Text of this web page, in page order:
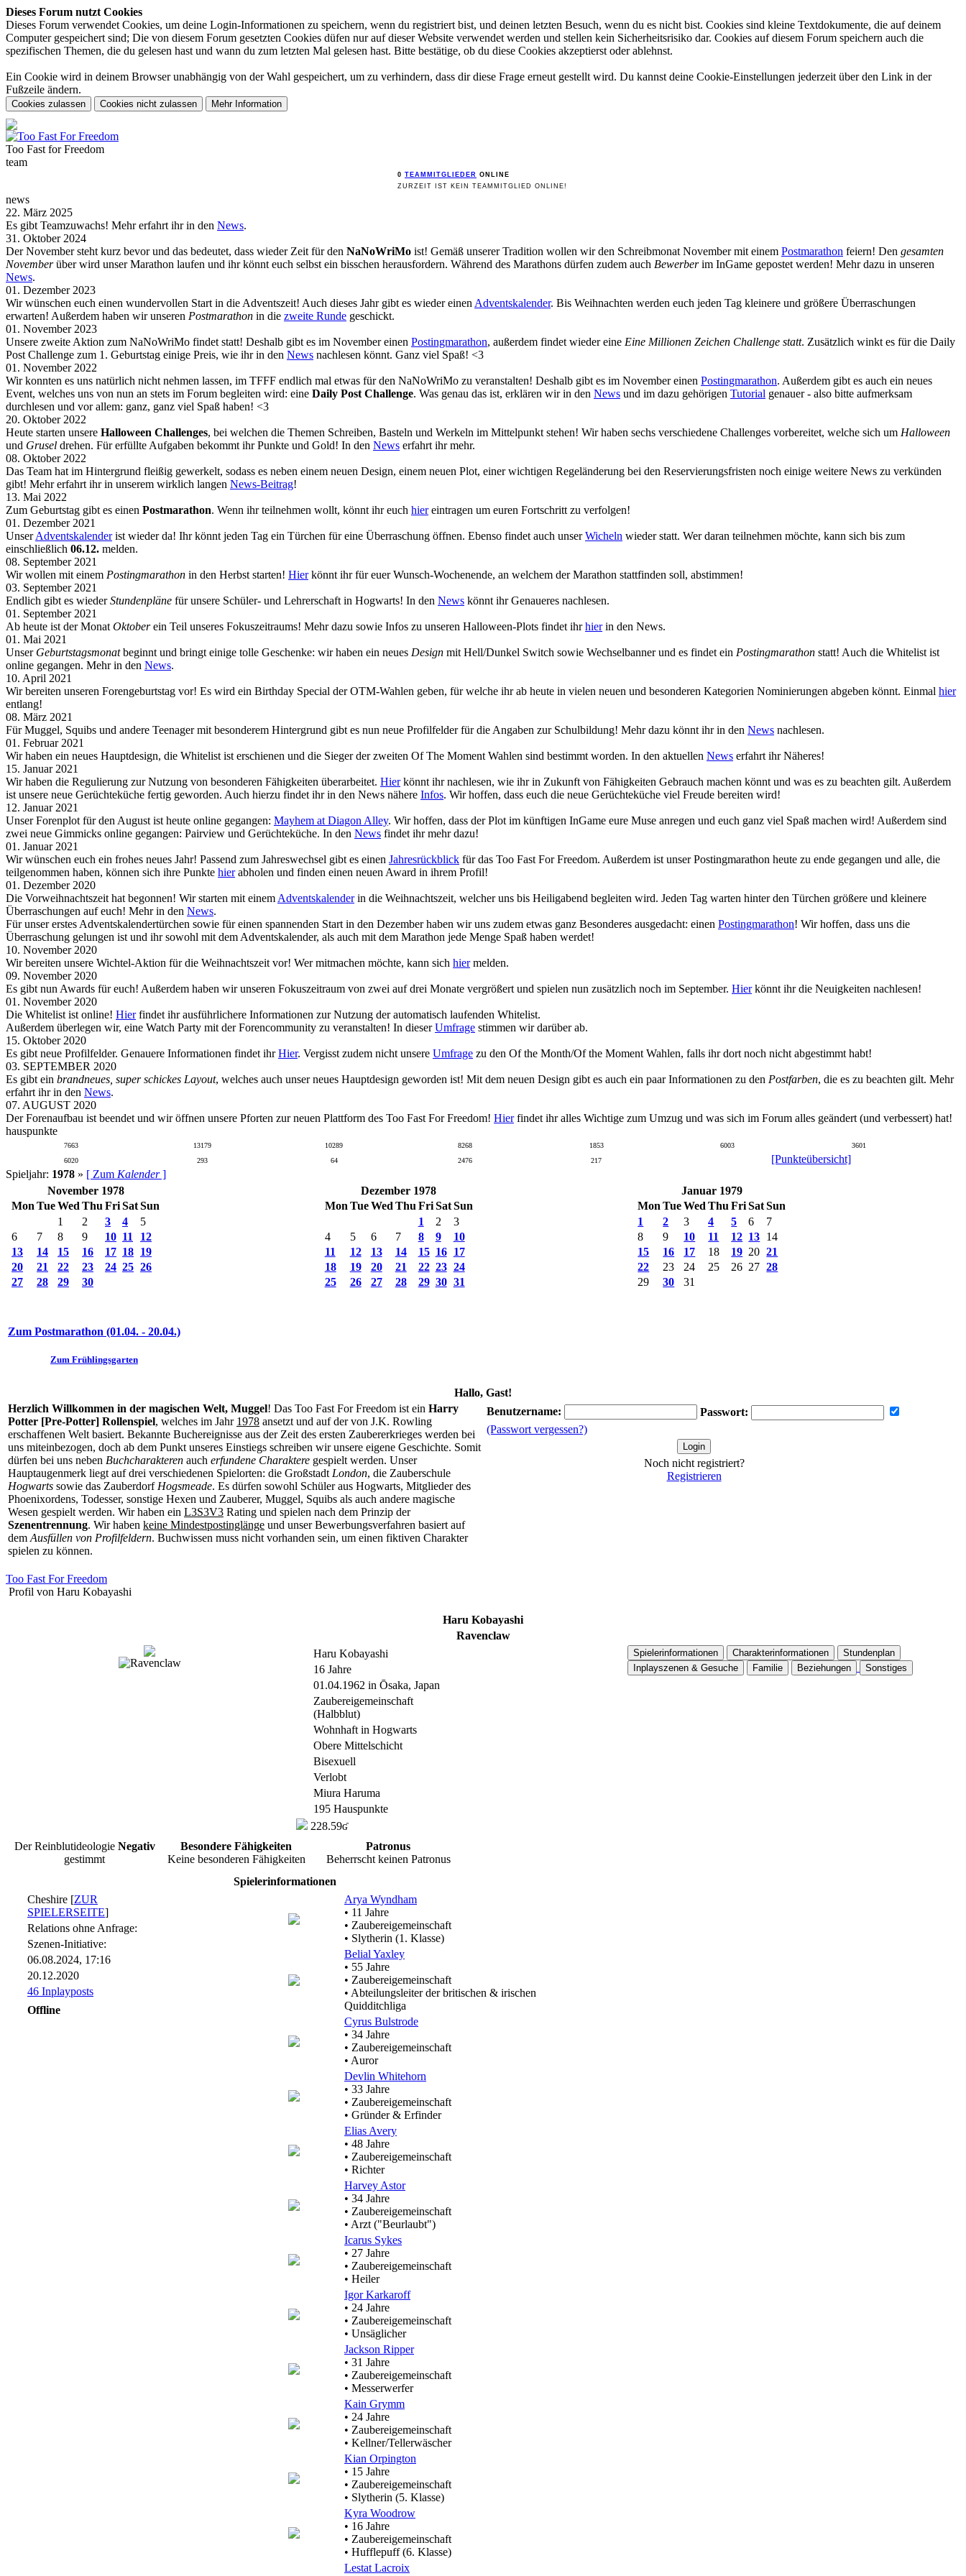
Dieses Forum nutzt Cookies
Dieses Forum verwendet Cookies, um deine Login-Informationen zu speichern, wenn du registriert bist, und deinen letzten Besuch, wenn du es nicht bist. Cookies sind kleine Textdokumente, die auf deinem
Computer gespeichert sind; Die von diesem Forum gesetzten Cookies düfen nur auf dieser Website verwendet werden und stellen kein Sicherheitsrisiko dar. Cookies auf diesem Forum speichern auch die
spezifischen Themen, die du gelesen hast und wann du zum letzten Mal gelesen hast. Bitte bestätige, ob du diese Cookies akzeptierst oder ablehnst.
Ein Cookie wird in deinem Browser unabhängig von der Wahl gespeichert, um zu verhindern, dass dir diese Frage erneut gestellt wird. Du kannst deine Cookie-Einstellungen jederzeit über den Link in der
Fußzeile ändern.
Too Fast forFreedom
team
0 TEAMMITGLIEDER ONLINE
ZURZEIT IST KEIN TEAMMITGLIED ONLINE!
news
22. März 2025
Es gibt Teamzuwachs! Mehr erfahrt ihr in den News.
31. Oktober 2024
Der November steht kurz bevor und das bedeutet, dass wieder Zeit für den NaNoWriMo ist! Gemäß unserer Tradition wollen wir den Schreibmonat November mit einem Postmarathon feiern! Den gesamten
Novemberüber wird unser Marathon laufen und ihr könnt euch selbst ein bisschen herausfordern. Während des Marathons dürfen zudem auch Bewerberim InGame gepostet werden! Mehr dazu in unseren
News.
01. Dezember 2023
Wir wünschen euch einen wundervollen Start in die Adventszeit! Auch dieses Jahr gibt es wieder einen Adventskalender. Bis Weihnachten werden euch jeden Tag kleinere und größere Überraschungen
erwarten! Außerdem haben wir unseren Postmarathon in die zweite Runde geschickt.
01. November 2023
Unsere zweite Aktion zum NaNoWriMo findet statt! Deshalb gibt es im November einen Postingmarathon, außerdem findet wieder eine Eine Millionen Zeichen Challenge statt. Zusätzlich winkt es für die Daily
Post Challenge zum 1. Geburtstag einige Preis, wie ihr in den News nachlesen könnt. Ganz viel Spaß! <3
01. November 2022
Wir konnten es uns natürlich nicht nehmen lassen, im TFFF endlich mal etwas für den NaNoWriMo zu veranstalten! Deshalb gibt es im November einen Postingmarathon. Außerdem gibt es auch ein neues
Event, welches uns von nun an stets im Forum begleiten wird: eine Daily Post Challenge. Was genau das ist, erklären wir in den News und im dazu gehörigen Tutorial genauer - also bitte aufmerksam
durchlesen und vor allem: ganz, ganz viel Spaß haben! <3
20. Oktober 2022
Heute starten unsere Halloween Challenges, bei welchen die Themen Schreiben, Basteln und Werkeln im Mittelpunkt stehen! Wir haben sechs verschiedene Challenges vorbereitet, welche sich um Halloween
und Grusel drehen. Für erfüllte Aufgaben bekommt ihr Punkte und Gold! In den News erfahrt ihr mehr.
08. Oktober 2022
Das Team hat im Hintergrund fleißig gewerkelt, sodass es neben einem neuen Design, einem neuen Plot, einer wichtigen Regeländerung bei den Reservierungsfristen noch einige weitere News zu verkünden
gibt! Mehr erfahrt ihr in unserem wirklich langen News-Beitrag!
13. Mai 2022
Zum Geburtstag gibt es einen Postmarathon. Wenn ihr teilnehmen wollt, könnt ihr euch hiereintragen um euren Fortschritt zu verfolgen!
01. Dezember 2021
UnserAdventskalenderist wieder da! Ihr könnt jeden Tag ein Türchen für eine Überraschung öffnen. Ebenso findet auch unserWicheln wieder statt. Wer daran teilnehmen möchte, kann sich bis zum
einschließlich 06.12. melden.
08. September 2021
Wir wollen mit einem Postingmarathon in den Herbst starten! Hierkönnt ihr für euer Wunsch-Wochenende, an welchem der Marathon stattfinden soll, abstimmen!
03. September 2021
Endlich gibt es wiederStundenpläne für unsere Schüler- und Lehrerschaft in Hogwarts! In den News könnt ihr Genaueres nachlesen.
01. September 2021
Ab heute ist der Monat Oktoberein Teil unseres Fokuszeitraums! Mehr dazu sowie Infos zu unseren Halloween-Plots findet ihrhierin den News.
01. Mai 2021
Unser Geburtstagsmonatbeginnt und bringt einige tolle Geschenke: wir haben ein neues Design mit Hell/Dunkel Switch sowie Wechselbanner und es findet ein Postingmarathon statt! Auch die Whitelist ist
online gegangen. Mehr in den News.
10. April 2021
Wir bereiten unseren Forengeburtstag vor! Es wird ein Birthday Special der OTM-Wahlen geben, für welche ihr ab heute in vielen neuen und besonderen Kategorien Nominierungen abgeben könnt. Einmal hier
entlang!
08. März 2021
Für Muggel, Squibs und andere Teenager mit besonderem Hintergrund gibt es nun neue Profilfelder für die Angaben zur Schulbildung! Mehr dazu könnt ihr in den News nachlesen.
01. Februar 2021
Wir haben ein neues Hauptdesign, die Whitelist ist erschienen und die Sieger der zweiten Of The Moment Wahlen sind bestimmt worden. In den aktuellen News erfahrt ihr Näheres!
15. Januar 2021
Wir haben die Regulierung zur Nutzung von besonderen Fähigkeiten überarbeitet. Hierkönnt ihr nachlesen, wie ihr in Zukunft von Fähigkeiten Gebrauch machen könnt und was es zu beachten gilt. Außerdem
ist unsere neue Gerüchteküche fertig geworden. Auch hierzu findet ihr in den News nähere Infos. Wir hoffen, dass euch die neue Gerüchteküche viel Freude bereiten wird!
12. Januar 2021
Unser Forenplot für den August ist heute online gegangen: Mayhem at Diagon Alley. Wir hoffen, dass der Plot im künftigen InGame eure Muse anregen und euch ganz viel Spaß machen wird! Außerdem sind
zwei neue Gimmicks online gegangen: Pairview und Gerüchteküche. In den News findet ihr mehr dazu!
01. Januar 2021
Wir wünschen euch ein frohes neues Jahr! Passend zum Jahreswechsel gibt es einen Jahresrückblick für das Too Fast For Freedom. Außerdem ist unser Postingmarathon heute zu ende gegangen und alle, die
teilgenommen haben, können sich ihre Punkte hierabholen und finden einen neuen Award in ihrem Profil!
01. Dezember 2020
Die Vorweihnachtszeit hat begonnen! Wir starten mit einem Adventskalenderin die Weihnachtszeit, welcher uns bis Heiligabend begleiten wird. Jeden Tag warten hinter den Türchen größere und kleinere
Überraschungen auf euch! Mehr in den News.
Für unser erstes Adventskalendertürchen sowie für einen spannenden Start in den Dezember haben wir uns zudem etwas ganz Besonderes ausgedacht: einen Postingmarathon! Wir hoffen, dass uns die
Überraschung gelungen ist und ihr sowohl mit dem Adventskalender, als auch mit dem Marathon jede Menge Spaß haben werdet!
10. November 2020
Wir bereiten unsere Wichtel-Aktion für die Weihnachtszeit vor! Wer mitmachen möchte, kann sich hiermelden.
09. November 2020
Es gibt nun Awards für euch! Außerdem haben wir unseren Fokuszeitraum von zwei auf drei Monate vergrößert und spielen nun zusätzlich noch im September. Hierkönnt ihr die Neuigkeiten nachlesen!
01. November 2020
Die Whitelist ist online! Hierfindet ihr ausführlichere Informationen zur Nutzung der automatisch laufenden Whitelist.
Außerdem überlegen wir, eine Watch Party mit der Forencommunity zu veranstalten! In dieserUmfrage stimmen wir darüber ab.
15. Oktober 2020
Es gibt neue Profilfelder. Genauere Informationen findet ihrHier. Vergisst zudem nicht unsere Umfrage zu den Of the Month/Of the Moment Wahlen, falls ihr dort noch nicht abgestimmt habt!
03. SEPTEMBER 2020
Es gibt ein brandneues, super schickes Layout, welches auch unser neues Hauptdesign geworden ist! Mit dem neuen Design gibt es auch ein paar Informationen zu den Postfarben, die es zu beachten gilt. Mehr
erfahrt ihr in den News.
07. AUGUST 2020
Der Forenaufbau ist beendet und wir öffnen unsere Pforten zur neuen Plattform des Too Fast For Freedom! Hierfindet ihr alles Wichtige zum Umzug und was sich im Forum alles geändert (und verbessert) hat!
hauspunkte
7663 13179 10289 8268 1853 6003
3601
6020
293 64 2476 217
[Punkteübersicht]
Spieljahr: 1978 » [ Zum Kalender]
November 1978
Mon TueWed Thu FriSatSun
1
2 3 4
5
6
7 8 9 10 11
12
13
14 15 16 17 18 19
20
21 22 23 24 25 26
27
28 29 30
Dezember 1978
Mon TueWed Thu FriSatSun
1
2
3
4
5 6 7 8 9
10
11
12 13 14 15 16
17
18
19 20 21 22 23 24
25
26 27 28 29 30 31
Januar 1979
Mon TueWed Thu FriSatSun
1
2 3 4 5 6
7
8
9 10 11 12 13 14
15
16 17 18 19 20 21
22
23 24 25 26 27 28
29
30 31
Zum Postmarathon (01.04. - 20.04.)
Zum Frühlingsgarten
Hallo, Gast!
Herzlich Willkommen in der magischen Welt, Muggel! Das Too Fast For Freedom ist ein Harry
Potter [Pre-Potter] Rollenspiel, welches im Jahr 1978 ansetzt und auf der von J.K. Rowling
erschaffenen Welt basiert. Bekannte Buchereignisse aus der Zeit des ersten Zaubererkrieges werden bei
uns miteinbezogen, doch ab dem Punkt unseres Einstiegs schreiben wir unsere eigene Geschichte. Somit
dürfen bei uns neben Buchcharakteren auch erfundene Charaktere gespielt werden. Unser
Hauptaugenmerk liegt auf drei verschiedenen Spielorten: die Großstadt London, die Zauberschule
Hogwarts sowie das Zauberdorf Hogsmeade. Es dürfen sowohl Schüler aus Hogwarts, Mitglieder des
Phoenixordens, Todesser, sonstige Hexen und Zauberer, Muggel, Squibs als auch andere magische
Wesen gespielt werden. Wir haben ein L3S3V3 Rating und spielen nach dem Prinzip der
Szenentrennung. Wir haben keine Mindestpostinglänge und unser Bewerbungsverfahren basiert auf
dem Ausfüllen von Profilfeldern. Buchwissen muss nicht vorhanden sein, um einen fiktiven Charakter
spielen zu können.
Benutzername:
Passwort:
(Passwort vergessen?)
Noch nicht registriert?
Registrieren
Too Fast For Freedom
Profil von Haru Kobayashi
Haru Kobayashi
Ravenclaw
Haru Kobayashi
16 Jahre
01.04.1962 in Ōsaka, Japan
Zaubereigemeinschaft
(Halbblut)
Wohnhaft in Hogwarts
Obere Mittelschicht
Bisexuell
Verlobt
Miura Haruma
195 Hauspunkte
228.59ʛ
Spielerinformationen Charakterinformationen
Stundenplan
Inplayszenen & Gesuche
Familie Beziehungen Sonstiges
Der Reinblutideologie Negativ
gestimmt
Besondere Fähigkeiten
Keine besonderen Fähigkeiten
Patronus
Beherrscht keinen Patronus
Spielerinformationen
Cheshire [ZUR
SPIELERSEITE]
Relations ohne Anfrage:
Szenen-Initiative:
06.08.2024, 17:16
20.12.2020
46 Inplayposts
Offline
Arya Wyndham
• 11 Jahre
• Zaubereigemeinschaft
• Slytherin (1. Klasse)
Belial Yaxley
• 55 Jahre
• Zaubereigemeinschaft
• Abteilungsleiter der britischen & irischen
Quidditchliga
Cyrus Bulstrode
• 34 Jahre
• Zaubereigemeinschaft
• Auror
Devlin Whitehorn
• 33 Jahre
• Zaubereigemeinschaft
• Gründer & Erfinder
Elias Avery
• 48 Jahre
• Zaubereigemeinschaft
• Richter
Harvey Astor
• 34 Jahre
• Zaubereigemeinschaft
• Arzt ("Beurlaubt")
Icarus Sykes
• 27 Jahre
• Zaubereigemeinschaft
• Heiler
Igor Karkaroff
• 24 Jahre
• Zaubereigemeinschaft
• Unsäglicher
Jackson Ripper
• 31 Jahre
• Zaubereigemeinschaft
• Messerwerfer
Kain Grymm
• 24 Jahre
• Zaubereigemeinschaft
• Kellner/Tellerwäscher
Kian Orpington
• 15 Jahre
• Zaubereigemeinschaft
• Slytherin (5. Klasse)
Kyra Woodrow
• 16 Jahre
• Zaubereigemeinschaft
• Hufflepuff (6. Klasse)
Lestat Lacroix